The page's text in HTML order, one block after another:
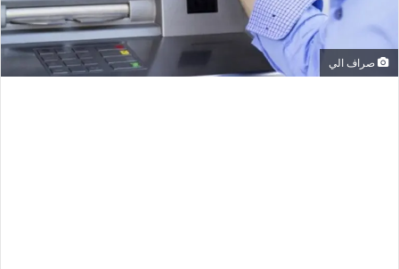
صراف الي